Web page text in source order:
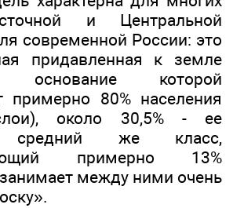
и Центральной
современной России: это
придавленная к земле
основание которой
примерно 80% населения
около 30,5% - ее
средний же класс,
примерно 13%
между ними очень